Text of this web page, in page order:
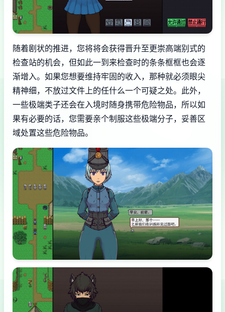
随着剧状的推进，您将将会获得晋升至更崇高端别式的
检查站的机会，但如此一到来检查时的条条框框也会逐
渐增入。如果您想要维持牢固的收入，那种就必须眼尖
精神细，不放过文件上的任什么一个可疑之处。此外，
一些极端类子还会在入境时随身携带危险物品，所以如
果有必要的话，您需要亲个制服这些极端分子，妥善区
域处置这些危险物品。